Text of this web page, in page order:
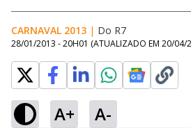
CARNAVAL 2013 | Do R7
28/01/2013 - 20H01 (ATUALIZADO EM 20/04/
A+ A-